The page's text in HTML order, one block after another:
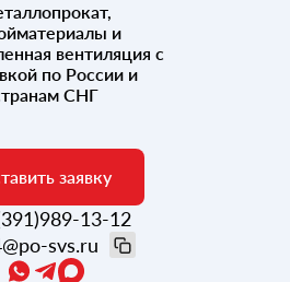
и
вентиляция с
по России и
СНГ
заявку
13-12
svs.ru